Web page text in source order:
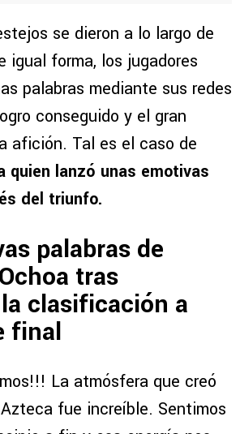
se dieron a lo largo de
igual forma, los jugadores
palabras mediante sus redes
conseguido y el gran
afición. Tal es el caso de
quien lanzó unas emotivas
del triunfo.
palabras de
tras
clasificación a
final
La atmósfera que creó
fue increíble. Sentimos